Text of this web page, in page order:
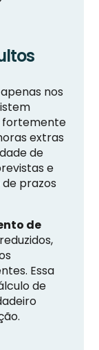
nos
fortemente
extras
de
e
prazos
de
Essa
de